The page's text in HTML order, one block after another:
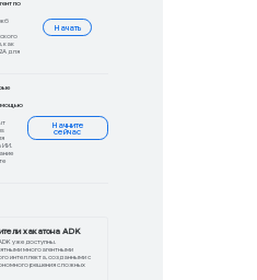
Объявлены
многоагентными системами
помощью ADK для автономного